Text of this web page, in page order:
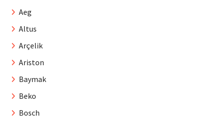
Aeg
Altus
Arçelik
Ariston
Baymak
Beko
Bosch